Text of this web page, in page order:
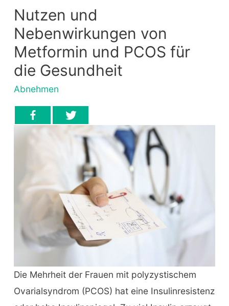
Nutzen und
Nebenwirkungen von
Metformin und PCOS für
die Gesundheit
Abnehmen
Die Mehrheit der Frauen mit polyzystischem
Ovarialsyndrom (PCOS) hat eine Insulinresistenz